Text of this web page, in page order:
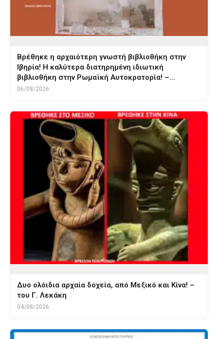
Βρέθηκε η αρχαιότερη γνωστή βιβλιοθήκη στην
Ιβηρία! Η καλύτερα διατηρημένη ιδιωτική
βιβλιοθήκη στην Ρωμαϊκή Αυτοκρατορία! –…
06/08/2026
Δυο ολόιδια αρχαία δοχεία, από Μεξικό και Κίνα! –
του Γ. Λεκάκη
04/08/2026